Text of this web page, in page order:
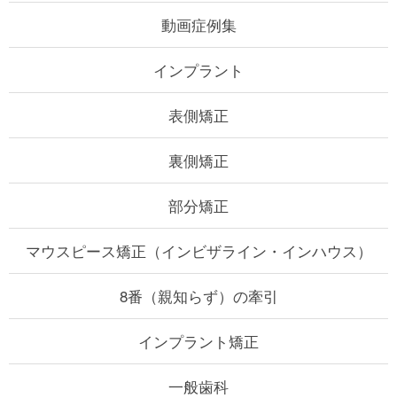
動画症例集
インプラント
表側矯正
裏側矯正
部分矯正
マウスピース矯正 （インビザライン・インハウス）
8番（親知らず）の牽引
インプラント矯正
一般歯科